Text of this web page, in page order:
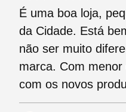
É uma boa loja,
da Cidade. Está
não ser muito
marca. Com
com os novos